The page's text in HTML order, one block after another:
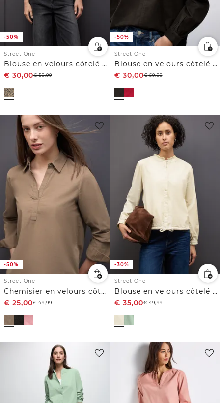
-50%
Street One
Blouse en velours côtelé au look léopard
€ 30,00€59,99
-50%
Street One
Blouse en velours côtelé en couleur unie
€ 30,00€59,99
-50%
Street One
Chemisier en velours côtelé
€ 25,00€49,99
-30%
Street One
Blouse en velours côtelé avec cordon de serrage
€ 35,00€49,99